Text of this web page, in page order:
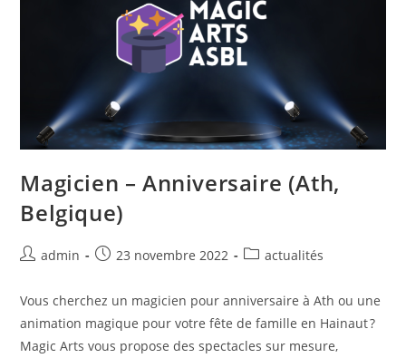
Magicien – Anniversaire (Ath,
Belgique)
admin 23 novembre 2022 actualités
Vous cherchez un magicien pour anniversaire à Ath ou une
animation magique pour votre fête de famille en Hainaut ?
Magic Arts vous propose des spectacles sur mesure,